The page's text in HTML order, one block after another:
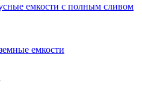
емкости с полным сливом
емкости